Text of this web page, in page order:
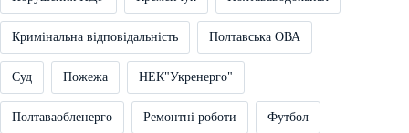
Кримінальна відповідальність Полтавська ОВА
Суд Пожежа НЕК"Укренерго"
Полтаваобленерго Ремонтні роботи Футбол